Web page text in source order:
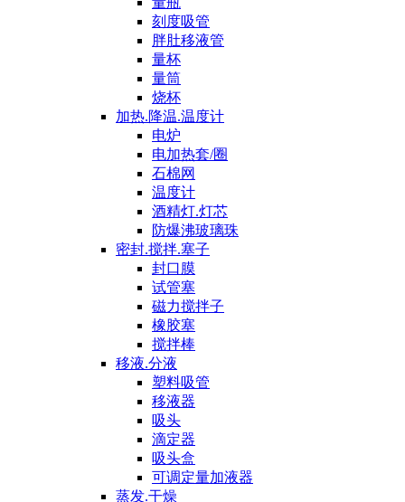
刻度吸管
胖肚移液管
量杯
量筒
烧杯
加热.降温.温度计
电炉
电加热套/圈
石棉网
温度计
酒精灯.灯芯
防爆沸玻璃珠
密封.搅拌.塞子
封口膜
试管塞
磁力搅拌子
橡胶塞
搅拌棒
移液.分液
塑料吸管
移液器
吸头
滴定器
吸头盒
可调定量加液器
蒸发.干燥